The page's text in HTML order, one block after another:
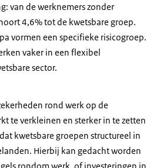
van de werknemers zonder
4,6% tot de kwetsbare groep.
vormen een specifieke risicogroep.
vaker in een flexibel
sector.
rond werk op de
te verkleinen en sterker in te zetten
kwetsbare groepen structureel in
Hierbij kan gedacht worden